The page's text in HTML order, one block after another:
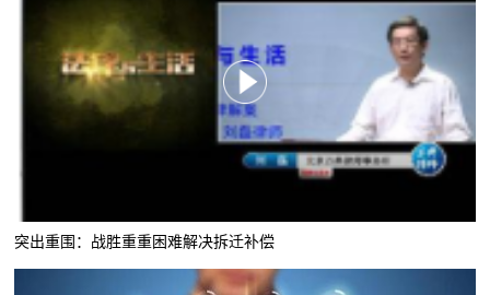
突出重围：战胜重重困难解决拆迁补偿